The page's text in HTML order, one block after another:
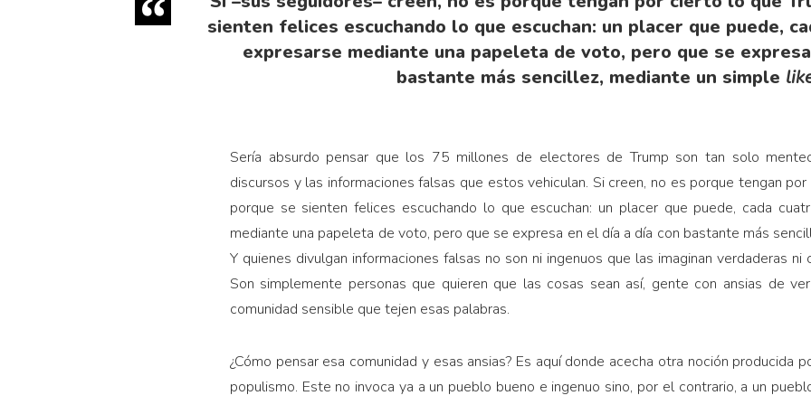
sienten felices escuchando lo que escuchan: un placer que puede,
expresarse mediante una papeleta de voto, pero que se
bastante más sencillez, mediante un simple
Sería absurdo pensar que los 75 millones de electores de Trump son tan solo
discursos y las informaciones falsas que estos vehiculan. Si creen, no es porque tengan
porque se sienten felices escuchando lo que escuchan: un placer que puede, cada
mediante una papeleta de voto, pero que se expresa en el día a día con bastante más
Y quienes divulgan informaciones falsas no son ni ingenuos que las imaginan verdaderas
Son simplemente personas que quieren que las cosas sean así, gente con ansias de
comunidad sensible que tejen esas palabras.
¿Cómo pensar esa comunidad y esas ansias? Es aquí donde acecha otra noción producida
populismo. Este no invoca ya a un pueblo bueno e ingenuo sino, por el contrario, a un